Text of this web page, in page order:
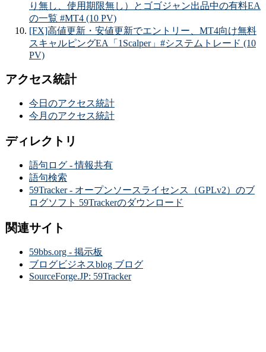
り無し、使用期限無し）とゴゴジャン出品中の有料EA
の一覧 #MT4 (10 PV)
[FX]高値更新・安値更新でエントリー、MT4向け無料
スキャルピングEA「1Scalper」#システムトレード (10
PV)
アクセス統計
今日のアクセス統計
今月のアクセス統計
ディレクトリ
語句ログ - 情報共有
語句検索
59Tracker - オープンソースライセンス（GPLv2）のブ
ログソフト 59Trackerのダウンロード
関連サイト
59bbs.org - 掲示板
ブログビジネスblog ブログ
SourceForge.JP: 59Tracker